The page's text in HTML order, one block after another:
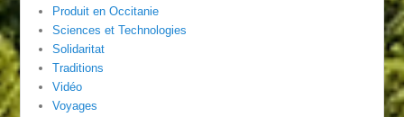
Produit en Occitanie
Sciences et Technologies
Solidaritat
Traditions
Vidéo
Voyages